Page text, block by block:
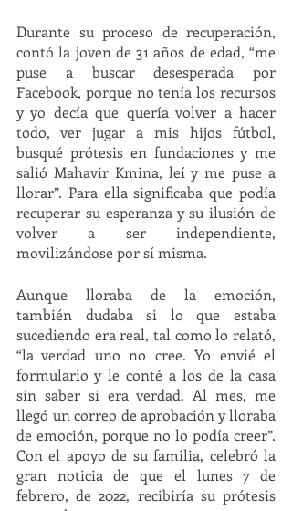
Durante su proceso de recuperación,
contó la joven de 31 años de edad, “me
puse a buscar desesperada por
Facebook, porque no tenía los recursos
y yo decía que quería volver a hacer
todo, ver jugar a mis hijos fútbol,
busqué prótesis en fundaciones y me
salió Mahavir Kmina, leí y me puse a
llorar”. Para ella significaba que podía
recuperar su esperanza y su ilusión de
volver a ser independiente,
movilizándose por sí misma.
Aunque lloraba de la emoción,
también dudaba si lo que estaba
sucediendo era real, tal como lo relató,
“la verdad uno no cree. Yo envié el
formulario y le conté a los de la casa
sin saber si era verdad. Al mes, me
llegó un correo de aprobación y lloraba
de emoción, porque no lo podía creer”.
Con el apoyo de su familia, celebró la
gran noticia de que el lunes 7 de
febrero, de 2022, recibiría su prótesis